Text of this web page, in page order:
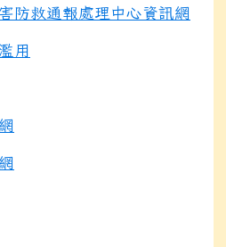
防救通報處理中心資訊網
用